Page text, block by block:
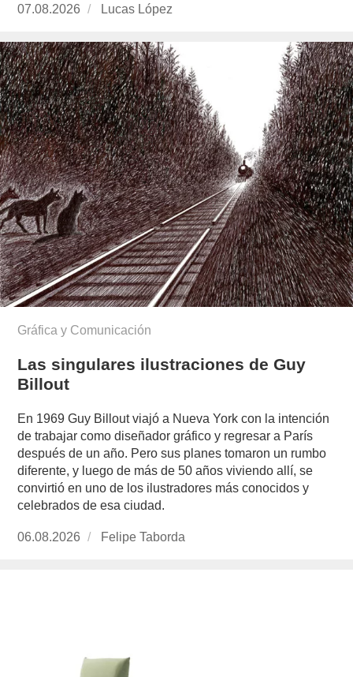
Publicado
07.08.2026
https://www.experimenta.es/author/lucas-
Lucas López
Gráfica y Comunicación
Las singulares ilustraciones de Guy
Billout
En 1969 Guy Billout viajó a Nueva York con la intención
de trabajar como diseñador gráfico y regresar a París
después de un año. Pero sus planes tomaron un rumbo
diferente, y luego de más de 50 años viviendo allí, se
convirtió en uno de los ilustradores más conocidos y
celebrados de esa ciudad.
Publicado
06.08.2026
https://www.experimenta.es/author/felipe-
Felipe Taborda